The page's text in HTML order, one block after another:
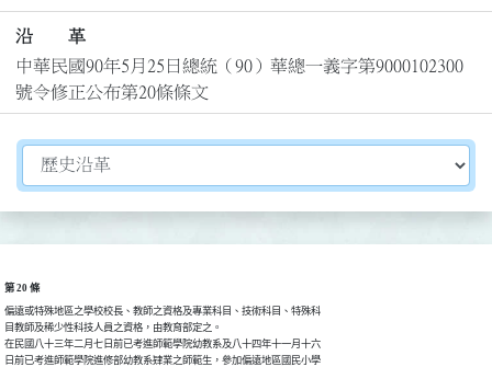
沿 革
中華民國90年5月25日總統（90）華總一義字第9000102300
號令修正公布第20條條文
切換選擇法規資訊內容
第 20 條
偏遠或特殊地區之學校校長、教師之資格及專業科目、技術科目、特殊科
目教師及稀少性科技人員之資格，由教育部定之。
在民國八十三年二月七日前已考進師範學院幼教系及八十四年十一月十六
日前已考進師範學院進修部幼教系肄業之師範生，參加偏遠地區國民小學